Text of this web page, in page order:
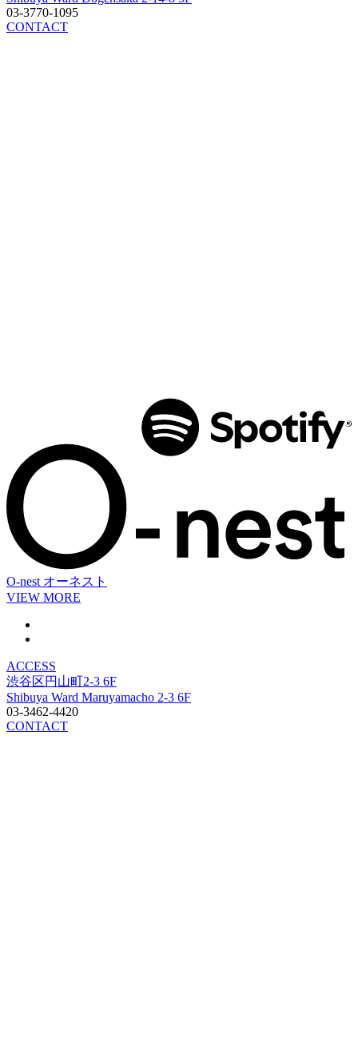
03-3770-1095
CONTACT
O-nest オーネスト
VIEW MORE
ACCESS
渋谷区円山町2-3 6F
Shibuya Ward Maruyamacho 2-3 6F
03-3462-4420
CONTACT